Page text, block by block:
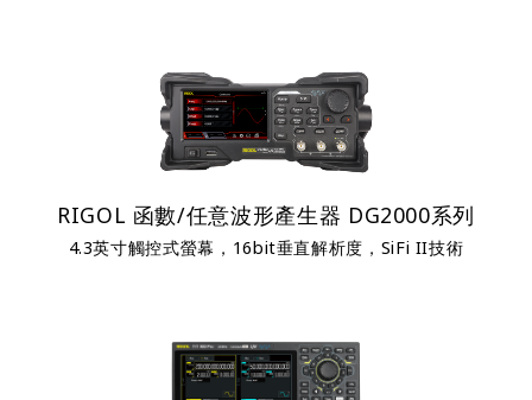
RIGOL 函數/任意波形產生器 DG2000系列
4.3英寸觸控式螢幕，16bit垂直解析度，SiFi II技術